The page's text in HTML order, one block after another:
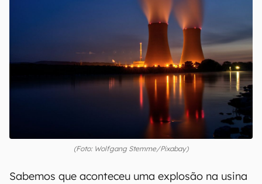
(Foto: Wolfgang Stemme/Pixabay)
Sabemos que aconteceu uma explosão na usina